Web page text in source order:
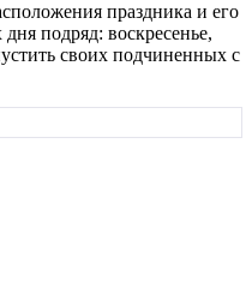
праздника и его
подряд: воскресенье,
своих подчиненных с